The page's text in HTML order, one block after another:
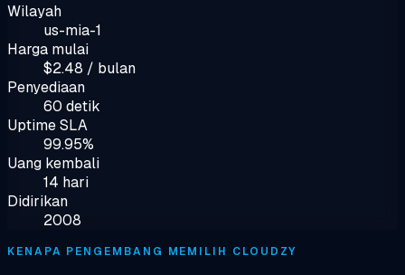
Wilayah
us-mia-1
Harga mulai
$2.48 / bulan
Penyediaan
60 detik
Uptime SLA
99.95%
Uang kembali
14 hari
Didirikan
2008
KENAPA PENGEMBANG MEMILIH CLOUDZY